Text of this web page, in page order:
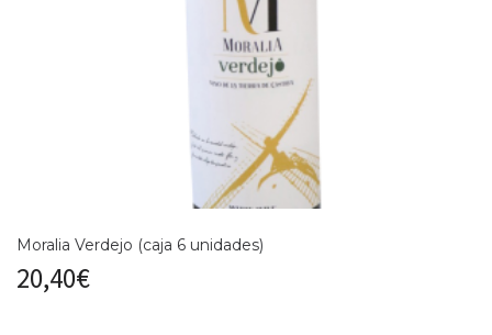
Moralia Verdejo (caja 6 unidades)
20,40€